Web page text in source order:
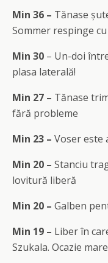
Min 36 – Tănase
Sommer respinge
Min 30 – Un-doi
plasa laterală!
Min 27 – Tănase
fără probleme
Min 23 – Voser este
Min 20 – Stanciu
lovitură liberă
Min 20 – Galben
Min 19 – Liber în
Szukala. Ocazie